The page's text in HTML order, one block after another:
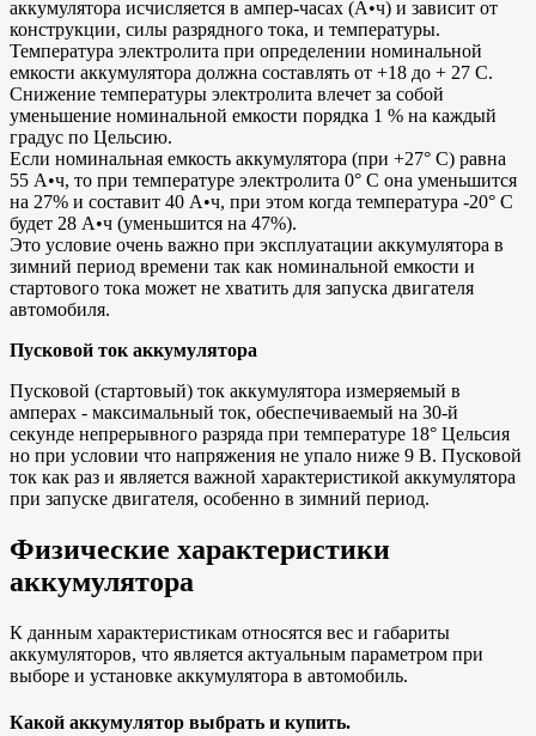
аккумулятора исчисляется в ампер-часах (А•ч) и зависит от
конструкции, силы разрядного тока, и температуры.
Температура электролита при определении номинальной
емкости аккумулятора должна составлять от +18 до + 27 С.
Снижение температуры электролита влечет за собой
уменьшение номинальной емкости порядка 1 % на каждый
градус по Цельсию.
Если номинальная емкость аккумулятора (при +27° С) равна
55 А•ч, то при температуре электролита 0° С она уменьшится
на 27% и составит 40 А•ч, при этом когда температура -20° С
будет 28 А•ч (уменьшится на 47%).
Это условие очень важно при эксплуатации аккумулятора в
зимний период времени так как номинальной емкости и
стартового тока может не хватить для запуска двигателя
автомобиля.
Пусковой ток аккумулятора
Пусковой (стартовый) ток аккумулятора измеряемый в
амперах - максимальный ток, обеспечиваемый на 30-й
секунде непрерывного разряда при температуре 18° Цельсия
но при условии что напряжения не упало ниже 9 В. Пусковой
ток как раз и является важной характеристикой аккумулятора
при запуске двигателя, особенно в зимний период.
Физические характеристики
аккумулятора
К данным характеристикам относятся вес и габариты
аккумуляторов, что является актуальным параметром при
выборе и установке аккумулятора в автомобиль.
Какой аккумулятор выбрать и купить.